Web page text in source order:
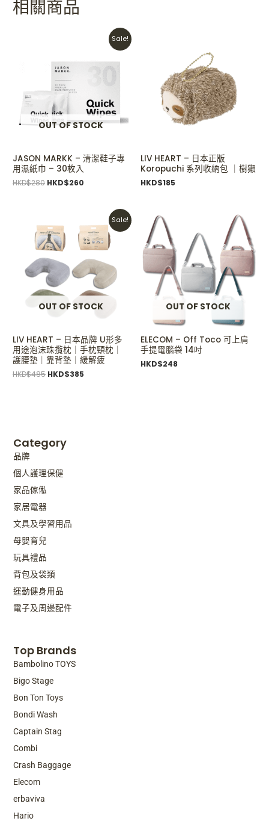
相關商品
Sale!
OUT OF STOCK
JASON MARKK – 清潔鞋子專
用濕紙巾 – 30枚入
HKD$280
HKD$280.
HKD$260
Current
HKD$260.
LIV HEART – 日本正版
Koropuchi 系列收納包 ｜樹獺
HKD$185
Sale!
OUT OF STOCK
LIV HEART – 日本品牌 U形多
用途泡沫珠攬枕｜手枕頸枕｜
護腰墊｜靠背墊｜緩解疲
HKD$485
price
was:
HKD$485.
HKD$385
Current
price
is:
HKD$385.
OUT OF STOCK
ELECOM – Off Toco 可上肩
手提電腦袋 14吋
HKD$248
Top Brands
Bambolino TOYS
Bigo Stage
Bon Ton Toys
Bondi Wash
Captain Stag
Combi
Crash Baggage
Elecom
erbaviva
Hario
Category
品牌
個人護理保健
家品傢俬
家居電器
文具及學習用品
母嬰育兒
玩具禮品
背包及袋類
運動健身用品
電子及周邊配件